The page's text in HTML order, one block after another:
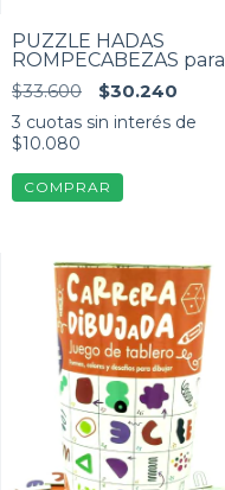
PUZZLE HADAS
ROMPECABEZAS para
pintar
$33.600 $30.240
3 cuotas sin interés de
$10.080